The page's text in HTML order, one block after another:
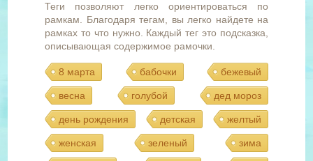
Теги позволяют легко ориентироваться по
рамкам. Благодаря тегам, вы легко найдете на
рамках то что нужно. Каждый тег это подсказка,
описывающая содержимое рамочки.
8 марта бабочки бежевый
весна голубой дед мороз
день рождения детская желтый
женская зеленый зима